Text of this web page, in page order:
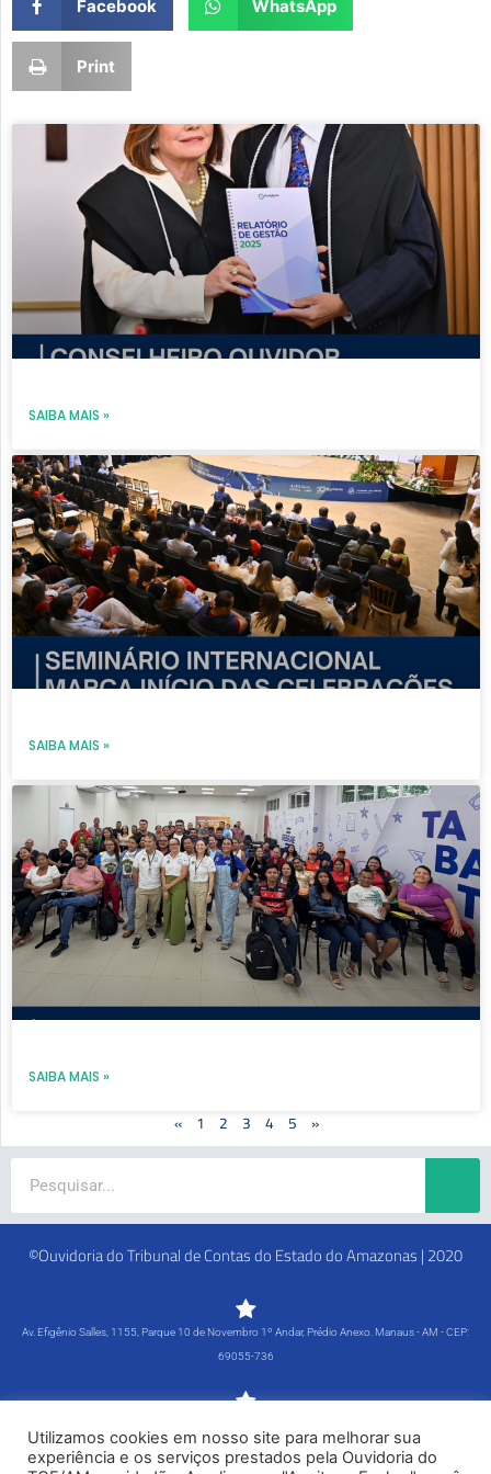
Facebook WhatsApp
Print
SAIBA MAIS »
SAIBA MAIS »
SAIBA MAIS »
«
Page
1
Page
2
Page
3
Page
4
Page
5 »
©Ouvidoria do Tribunal de Contas do Estado do Amazonas | 2020
Av. Efigênio Salles, 1155, Parque 10 de Novembro 1º Andar, Prédio Anexo. Manaus - AM - CEP:
69055-736
Tel: (92) 98815-1000
Utilizamos cookies em nosso site para melhorar sua
experiência e os serviços prestados pela Ouvidoria do